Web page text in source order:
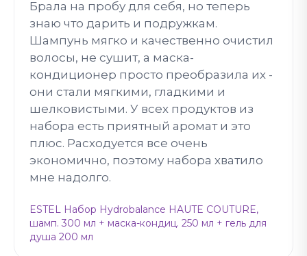
Брала на пробу для себя, но теперь
знаю что дарить и подружкам.
Шампунь мягко и качественно очистил
волосы, не сушит, а маска-
кондиционер просто преобразила их -
они стали мягкими, гладкими и
шелковистыми. У всех продуктов из
набора есть приятный аромат и это
плюс. Расходуется все очень
экономично, поэтому набора хватило
мне надолго.
ESTEL Набор Hydrobalance HAUTE COUTURE,
шамп. 300 мл + маска-кондиц. 250 мл + гель для
душа 200 мл